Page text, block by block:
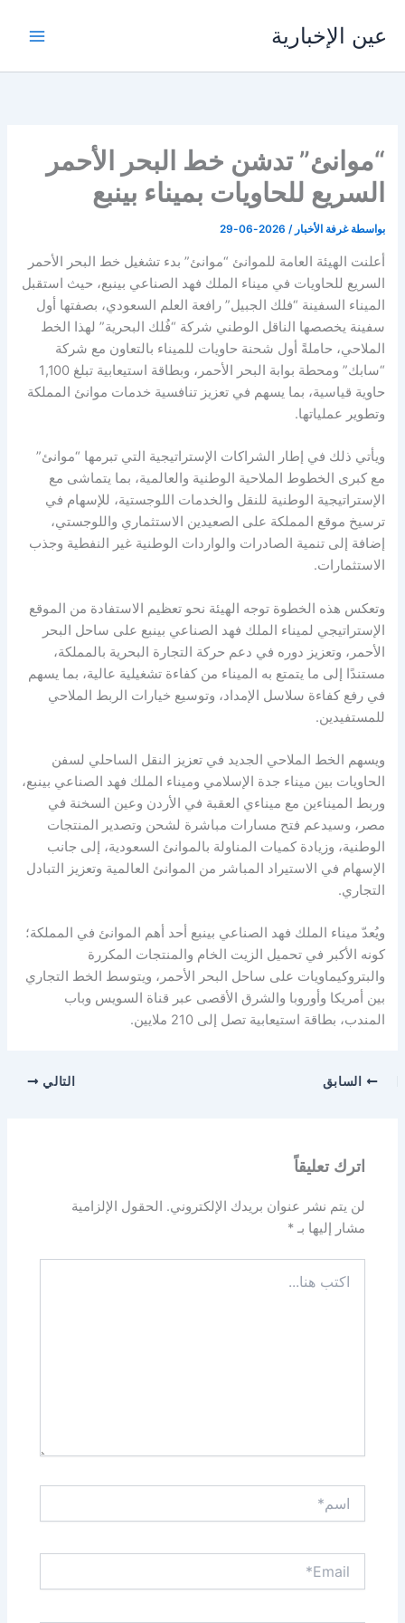
المحتوى
عين الإخبارية
“موانئ” تدشن خط البحر الأحمر
السريع للحاويات بميناء بينبع
بواسطة غرفة الأخبار/
2026-06-29
أعلنت الهيئة العامة للموانئ “موانئ” بدء تشغيل خط البحر الأحمر
السريع للحاويات في ميناء الملك فهد الصناعي بينبع، حيث استقبل
الميناء السفينة “فلك الجبيل” رافعة العلم السعودي، بصفتها أول
سفينة يخصصها الناقل الوطني شركة “فُلك البحرية” لهذا الخط
الملاحي، حاملةً أول شحنة حاويات للميناء بالتعاون مع شركة
“سابك” ومحطة بوابة البحر الأحمر، وبطاقة استيعابية تبلغ 1,100
حاوية قياسية، بما يسهم في تعزيز تنافسية خدمات موانئ المملكة
وتطوير عملياتها.
ويأتي ذلك في إطار الشراكات الإستراتيجية التي تبرمها “موانئ”
مع كبرى الخطوط الملاحية الوطنية والعالمية، بما يتماشى مع
الإستراتيجية الوطنية للنقل والخدمات اللوجستية، للإسهام في
ترسيخ موقع المملكة على الصعيدين الاستثماري واللوجستي،
إضافة إلى تنمية الصادرات والواردات الوطنية غير النفطية وجذب
الاستثمارات.
وتعكس هذه الخطوة توجه الهيئة نحو تعظيم الاستفادة من الموقع
الإستراتيجي لميناء الملك فهد الصناعي بينبع على ساحل البحر
الأحمر، وتعزيز دوره في دعم حركة التجارة البحرية بالمملكة،
مستندًا إلى ما يتمتع به الميناء من كفاءة تشغيلية عالية، بما يسهم
في رفع كفاءة سلاسل الإمداد، وتوسيع خيارات الربط الملاحي
للمستفيدين.
ويسهم الخط الملاحي الجديد في تعزيز النقل الساحلي لسفن
الحاويات بين ميناء جدة الإسلامي وميناء الملك فهد الصناعي بينبع،
وربط الميناءين مع ميناءي العقبة في الأردن وعين السخنة في
مصر، وسيدعم فتح مسارات مباشرة لشحن وتصدير المنتجات
الوطنية، وزيادة كميات المناولة بالموانئ السعودية، إلى جانب
الإسهام في الاستيراد المباشر من الموانئ العالمية وتعزيز التبادل
التجاري.
ويُعدّ ميناء الملك فهد الصناعي بينبع أحد أهم الموانئ في المملكة؛
كونه الأكبر في تحميل الزيت الخام والمنتجات المكررة
والبتروكيماويات على ساحل البحر الأحمر، ويتوسط الخط التجاري
بين أمريكا وأوروبا والشرق الأقصى عبر قناة السويس وباب
المندب، بطاقة استيعابية تصل إلى 210 ملايين.
السابق التالي
اترك تعليقاً
لن يتم نشر عنوان بريدك الإلكتروني. الحقول الإلزامية
مشار إليها بـ*
هنا...